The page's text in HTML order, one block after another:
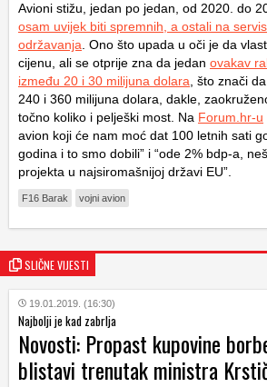
Avioni stižu, jedan po jedan, od 2020. do
osam uvijek biti spremnih, a ostali na
održavanja . Ono što upada u oči je da
cijenu, ali se otprije zna da jedan ovakav
između 20 i 30 milijuna dolara , što znači
240 i 360 milijuna dolara, dakle,
točno koliko i pelješki most. Na Forum.hr-u
avion koji će nam moć dat 100 letnih sati
godina i to smo dobili” i “ode 2% bdp-a,
projekta u najsiromašnijoj državi EU”.
F16 Barak vojni avion
SLIČNE VIJESTI
19.01.2019. (16:30)
Najbolji je kad zabrlja
Novosti: Propast kupovine
blistavi trenutak ministra